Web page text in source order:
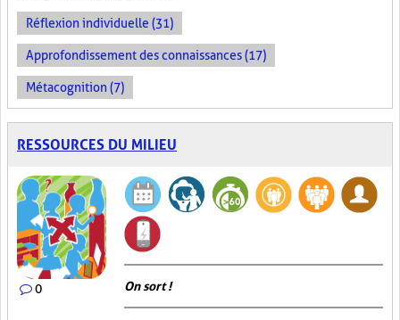
Réflexion individuelle (31)
Approfondissement des connaissances (17)
Métacognition (7)
RESSOURCES DU MILIEU
0 On sort !